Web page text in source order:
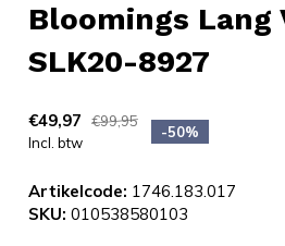
Bloomings Lang
SLK20-8927
€49,97
€99,95
Incl. btw
-50%
Artikelcode: 1746.183.017
SKU: 010538580103